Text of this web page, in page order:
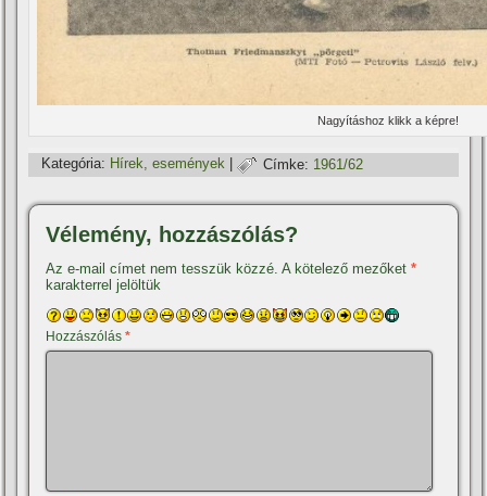
Nagyí­táshoz klikk a képre!
Kategória: Hí­rek, események | Címke: 1961/62
Vélemény, hozzászólás?
Az e-mail címet nem tesszük közzé. A kötelező mezőket*
karakterrel jelöltük
Hozzászólás*